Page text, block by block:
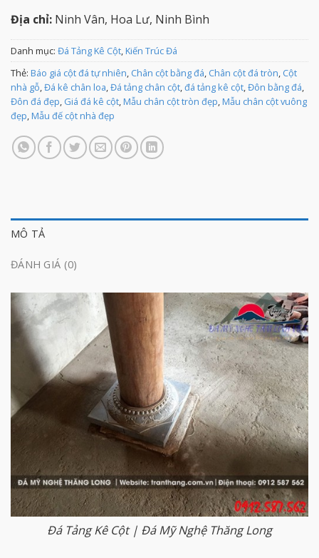
Địa chỉ: Ninh Vân, Hoa Lư, Ninh Bình
Danh mục: Đá Tảng Kê Cột,Kiến Trúc Đá
Thẻ: Báo giá cột đá tự nhiên, Chân cột bằng đá, Chân cột đá tròn, Cột
nhà gỗ,Đá kê chân loa,Đá tảng chân cột,đá tảng kê cột,Đôn bằng đá,
Đôn đá đẹp, Giá đá kê cột,Mẫu chân cột tròn đẹp,Mẫu chân cột vuông
đẹp,Mẫu đế cột nhà đẹp
MÔ TẢ
ĐÁNH GIÁ (0)
Đá Tảng Kê Cột | Đá Mỹ Nghệ Thăng Long